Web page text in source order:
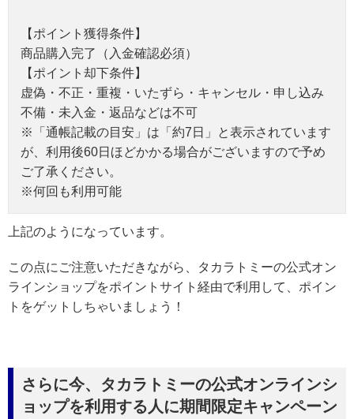
【ポイント獲得条件】
商品購入完了（入金確認必須）
【ポイント却下条件】
虚偽・不正・重複・いたずら・キャンセル・申し込み
不備・未入金・返品などは不可
※「通帳記載の目安」は「約7日」と表示されています
が、利用後60日ほどかかる場合がございますので予め
ご了承ください。
※何回も利用可能
上記のようになっています。
この点にご注意いただきながら、タカラトミーの公式オン
ラインショップをポイントサイト経由で利用して、ポイン
トをゲットしちゃいましょう！
さらに今、タカラトミーの公式オンラインシ
ョップを利用する人に期間限定キャンペーン